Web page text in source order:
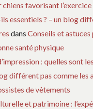
chiens favorisant
essentiels ? – un blog
dans Conseils et
santé physique
: quelles sont
différent pas comme les
de vêtements
et patrimoine :